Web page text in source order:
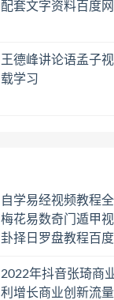
配套文字资料百度
王德峰讲论语孟子
载学习
自学易经视频教程
梅花易数奇门遁甲
卦择日罗盘教程百
2022年抖音张琦商
利增长商业创新流